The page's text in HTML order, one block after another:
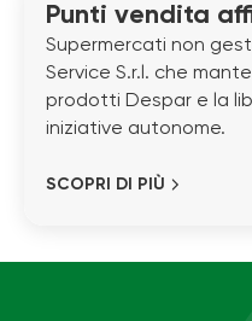
Punti vendita
Supermercati non
Service S.r.l. che
prodotti Despar e la
iniziative autonome.
SCOPRI DI PIÙ